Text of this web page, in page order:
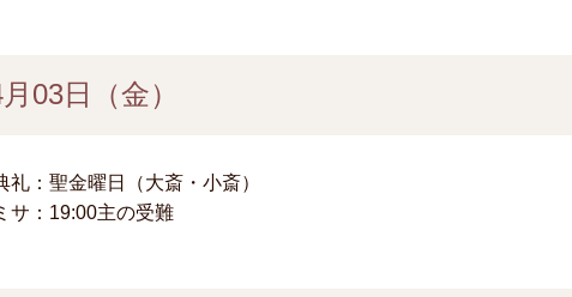
03日（金）
礼：聖金曜日（大斎・小斎）
サ：19:00主の受難